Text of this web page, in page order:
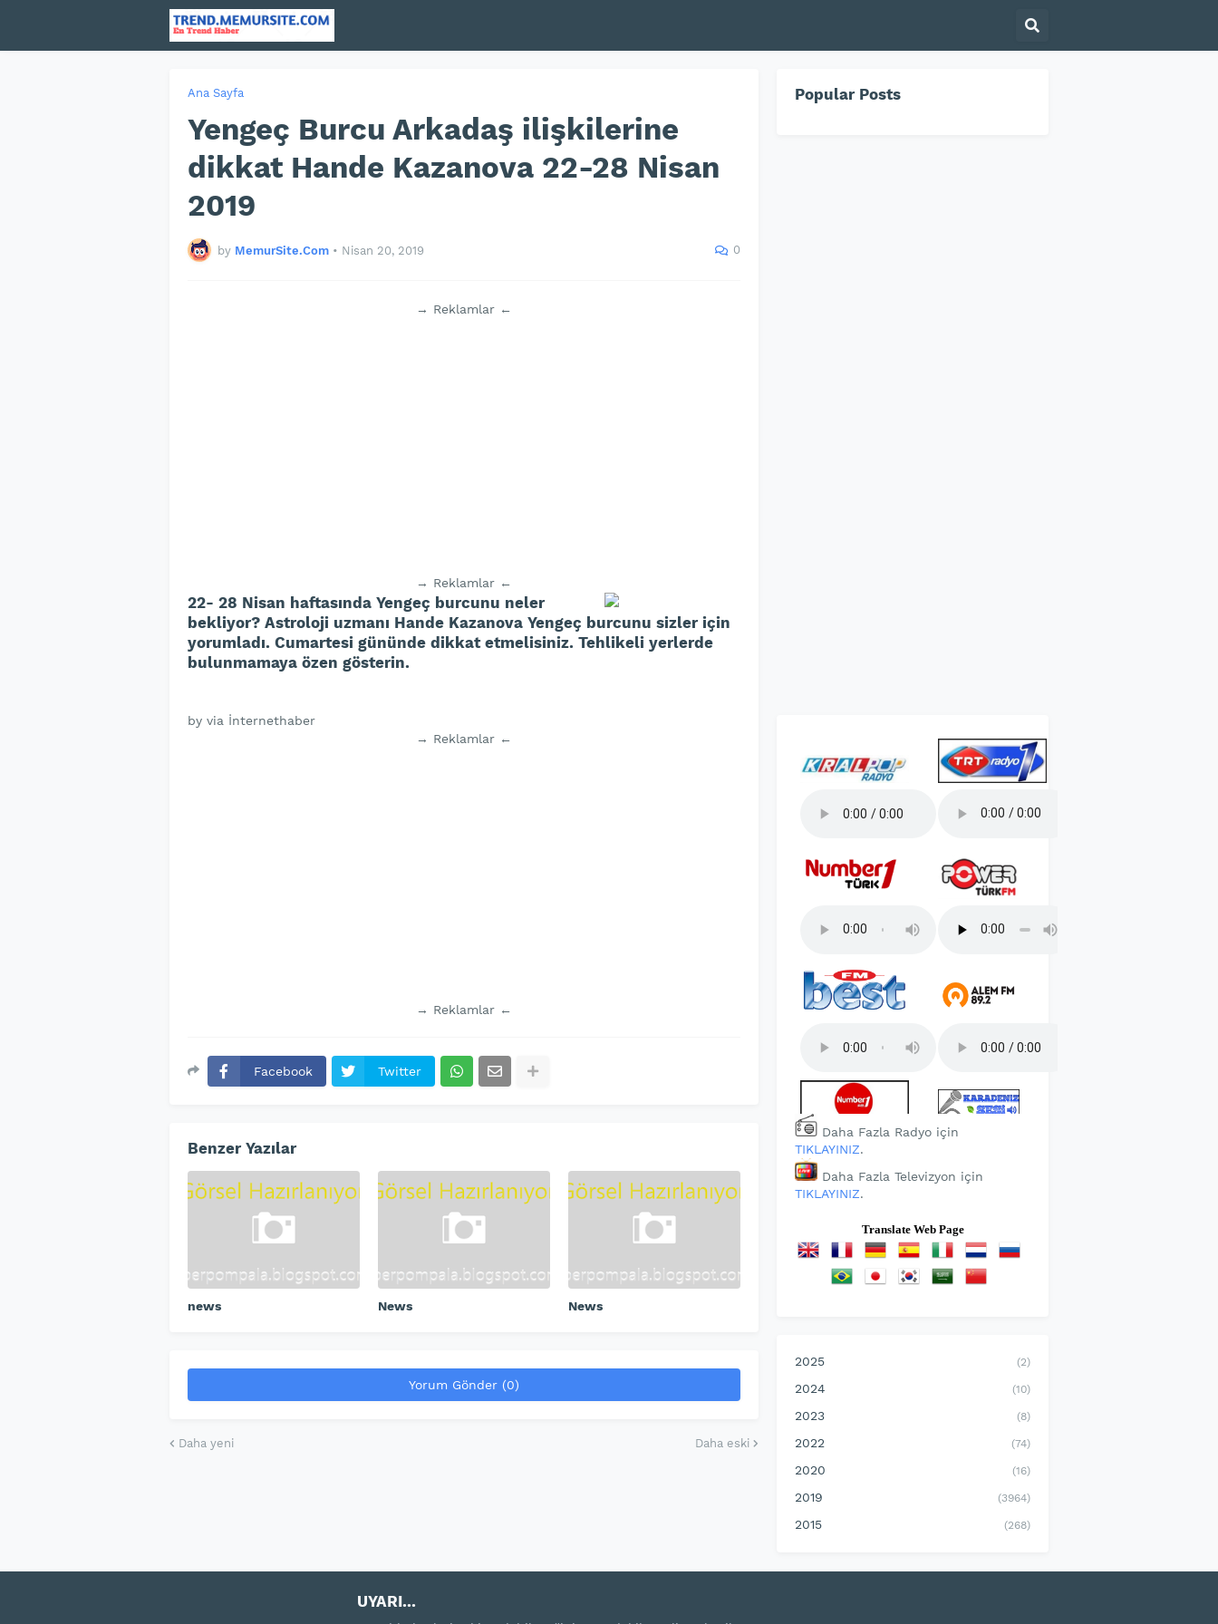
Ana Sayfa
Yengeç Burcu Arkadaş ilişkilerine
dikkat Hande Kazanova 22-28 Nisan
2019
by MemurSite.Com • Nisan 20, 2019 0
→ Reklamlar ←
→ Reklamlar ←
22- 28 Nisan haftasında Yengeç burcunu neler
bekliyor? Astroloji uzmanı Hande Kazanova Yengeç burcunu sizler için
yorumladı. Cumartesi gününde dikkat etmelisiniz. Tehlikeli yerlerde
bulunmamaya özen gösterin.
by via İnternethaber
→ Reklamlar ←
→ Reklamlar ←
Facebook Twitter
Benzer Yazılar
news News News
Yorum Gönder (0)
Daha yeni Daha eski
Popular Posts
Daha Fazla Radyo için
TIKLAYINIZ.
Daha Fazla Televizyon için
TIKLAYINIZ.
Translate Web Page
2025 (2)
2024 (10)
2023 (8)
2022 (74)
2020 (16)
2019 (3964)
2015 (268)
UYARI...